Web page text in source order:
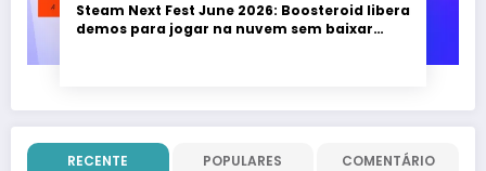
Steam Next Fest June 2026: Boosteroid libera
demos para jogar na nuvem sem baixar
RECENTE POPULARES COMENTÁRIO